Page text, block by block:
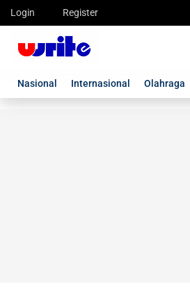
Login Register
Nasional Internasional Olahraga